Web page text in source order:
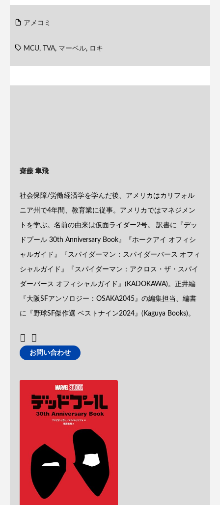
アメコミ
MCU, TVA, マーベル, ロキ
齋藤 隼飛
社会保障/労働経済学を学んだ後、アメリカはカリフォル
ニア州で4年間、教育業に従事。アメリカではマネジメン
トを学ぶ。名前の由来は仮面ライダー2号。 訳書に『デッ
ドプール 30th Anniversary Book』『ホークアイ オフィシ
ャルガイド』『スパイダーマン：スパイダーバース オフィ
シャルガイド』『スパイダーマン：アクロス・ザ・スパイ
ダーバース オフィシャルガイド』(KADOKAWA)。正井編
『大阪SFアンソロジー：OSAKA2045』の編集担当、編書
に『野球SF傑作選 ベストナイン2024』(Kaguya Books)。
お問い合わせ